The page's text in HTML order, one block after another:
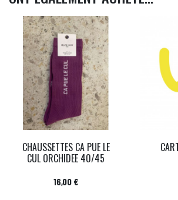
CHAUSSETTES CA PUE LE
CUL ORCHIDEE 40/45
Prix
16,00 €